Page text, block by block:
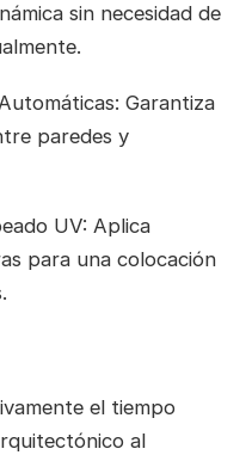
sin necesidad de
Garantiza
paredes y
UV: Aplica
para una colocación
el tiempo
al